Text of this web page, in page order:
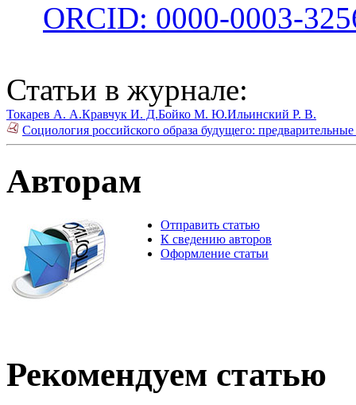
ORCID: 0000-0003-
Статьи в журнале:
Токарев А. А.Кравчук И. Д.Бойко М. Ю.Ильинский Р. В.
Социология российского образа будущего:
Авторам
Отправить статью
К сведению авторов
Оформление статьи
Рекомендуем статью